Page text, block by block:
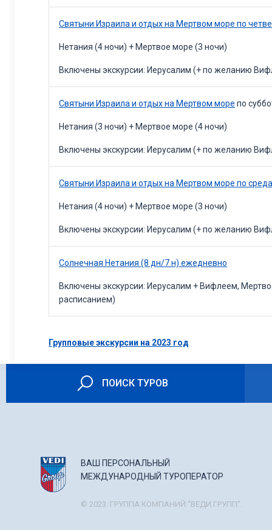
Святыни Израила и отдых на Мертвом море по
Нетания (4 ночи) + Мертвое море (3 ночи)
Включены экскурсии: Иерусалим (+ по желанию
Святыни Израила и отдых на Мертвом море по
Нетания (3 ночи) + Мертвое море (4 ночи)
Включены экскурсии: Иерусалим (+ по желанию
Святыни Израила и отдых на Мертвом море по
Нетания (4 ночи) + Мертвое море (3 ночи)
Включены экскурсии: Иерусалим (+ по желанию
Солнечная Нетания (8 дн/7 н) ежедневно
Включены экскурсии: Иерусалим + Вифлеем,
расписанием)
Групповые экскурсии на 2023 год
ПОИСК ТУРОВ
ВАШ ПЕРСОНАЛЬНЫЙ
МЕЖДУНАРОДНЫЙ ТУРОПЕРАТОР
© 2023. ГРУППА КОМПАНИЙ "ВЕДИ ГРУПП".